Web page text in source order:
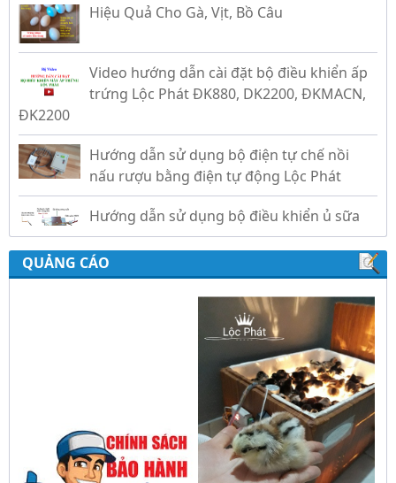
Video hướng dẫn cài đặt bộ điều khiển ấp
trứng Lộc Phát ĐK880, DK2200, ĐKMACN,
ĐK2200
Hướng dẫn sử dụng bộ điện tự chế nồi
nấu rượu bằng điện tự động Lộc Phát
Hướng dẫn sử dụng bộ điều khiển ủ sữa
chua công nghiệp Lộc Phát
Hướng dẫn sử dụng bộ điều khiển độ ẩm
gold, nhiệt độ và ánh sáng tự động Lộc
QUẢNG CÁO